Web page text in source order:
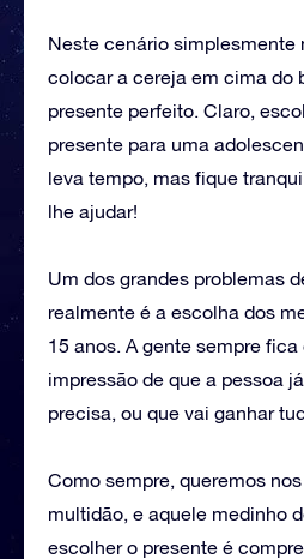
Neste cenário simplesmente
colocar a cereja em cima do
presente perfeito. Claro,
presente para uma
leva tempo, mas fique
lhe ajudar!
Um dos grandes problemas
realmente é a escolha dos
15 anos. A gente sempre
impressão de que a pessoa
precisa, ou que vai ganhar
Como sempre, queremos
multidão, e aquele medinho
escolher o presente é